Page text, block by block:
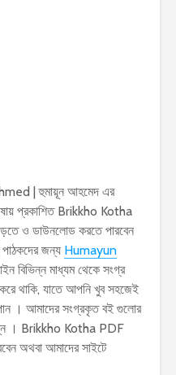
| হুমায়ূন আহমেদ এর
প্রকাশিত Brikkho Kotha
ও ডাউনলোড করতে পারবেন
পাঠকদের জন্য Humayun
বিভিন্ন মাধ্যম থেকে সংগ্র
থাকি, যাতে আপনি খুব সহজেই
পান । আমাদের সংগ্রকৃত বই গুলোর
। Brikkho Kotha PDF
অথবা আমাদের সাইটে